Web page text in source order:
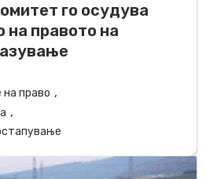
го осудува
на правото на
право ,
,